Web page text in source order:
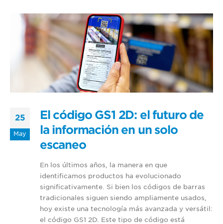
25
May
El código GS1 2D: el futuro de
la información en un solo
escaneo
En los últimos años, la manera en que
identificamos productos ha evolucionado
significativamente. Si bien los códigos de barras
tradicionales siguen siendo ampliamente usados,
hoy existe una tecnología más avanzada y versátil:
el código GS1 2D. Este tipo de código está